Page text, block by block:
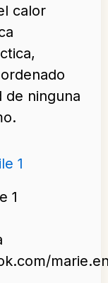
calor
de ninguna
1